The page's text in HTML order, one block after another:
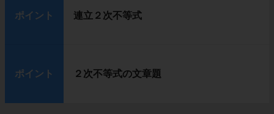
ポイント 連立２次不等式
ポイント ２次不等式の文章題